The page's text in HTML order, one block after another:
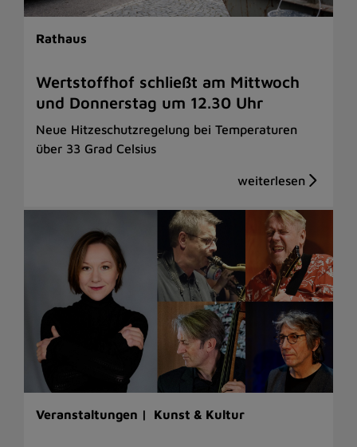
Rathaus
Wertstoffhof schließt am Mittwoch
und Donnerstag um 12.30 Uhr
Neue Hitzeschutzregelung bei Temperaturen
über 33 Grad Celsius
Veranstaltungen | Kunst & Kultur